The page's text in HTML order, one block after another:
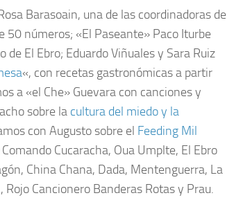
Barasoain, una de las coordinadoras de
50 números; «El Paseante» Paco Iturbe
El Ebro; Eduardo Viñuales y Sara Ruiz
«, con recetas gastronómicas a partir
a «el Che» Guevara con canciones y
sobre la cultura del miedo y la
con Augusto sobre el Feeding Mil
Cucaracha, Oua Umplte, El Ebro
China Chana, Dada, Mentenguerra, La
Cancionero Banderas Rotas y Prau.